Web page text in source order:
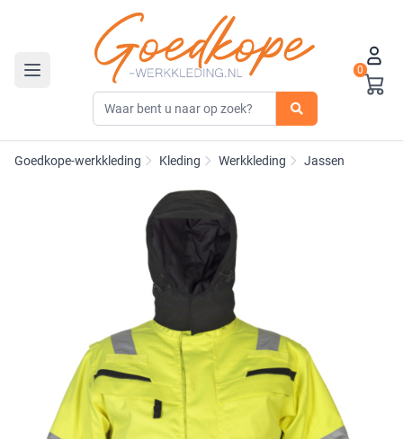
Toggle navigation
0
Goedkope-werkkleding Kleding Werkkleding Jassen